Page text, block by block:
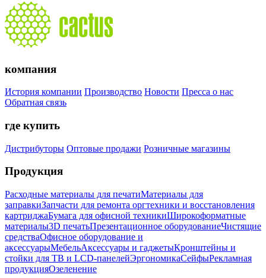
компания
История компании Производство Новости Пресса о нас
Обратная связь
где купить
Дистрибуторы Оптовые продажи Розничные магазины
Продукция
Расходные материалы для печатиМатериалы для
заправкиЗапчасти для ремонта оргтехники и восстановления
картриджаБумага для офисной техникиШирокоформатные
материалы3D печатьПрезентационное оборудованиеЧистящие
средстваОфисное оборудование и
аксессуарыМебельАксессуары и гаджетыКронштейны и
стойки для ТВ и LCD-панелейЭргономикаСейфыРекламная
продукцияОзеленение